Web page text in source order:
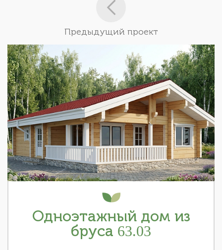
Предыдущий проект
Одноэтажный дом из
бруса 63.03